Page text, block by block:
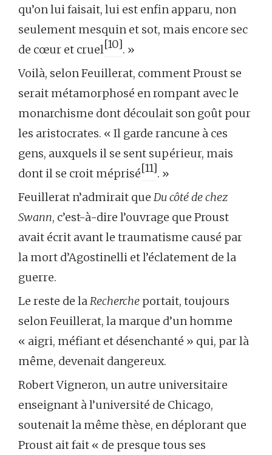
qu’on lui faisait, lui est enfin apparu, non
seulement mesquin et sot, mais encore sec
de cœur et cruel[10]. »
Voilà, selon Feuillerat, comment Proust se
serait métamorphosé en rompant avec le
monarchisme dont découlait son goût pour
les aristocrates. « Il garde rancune à ces
gens, auxquels il se sent supérieur, mais
dont il se croit méprisé[11]. »
Feuillerat n’admirait que Du côté de chez
Swann, c’est-à-dire l’ouvrage que Proust
avait écrit avant le traumatisme causé par
la mort d’Agostinelli et l’éclatement de la
guerre.
Le reste de laRecherche portait, toujours
selon Feuillerat, la marque d’un homme
« aigri, méfiant et désenchanté » qui, par là
même, devenait dangereux.
Robert Vigneron, un autre universitaire
enseignant à l’université de Chicago,
soutenait la même thèse, en déplorant que
Proust ait fait « de presque tous ses